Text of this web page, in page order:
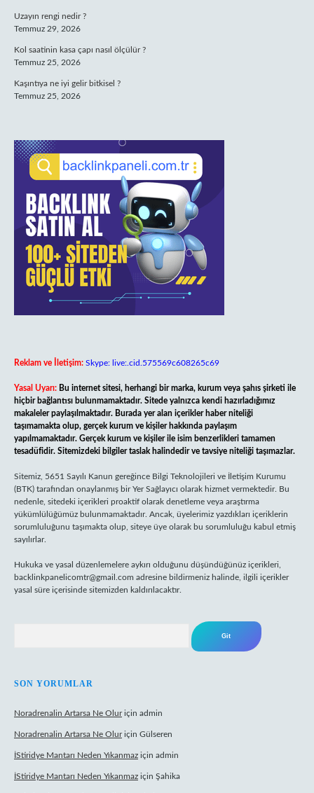
Uzayın rengi nedir ?
Temmuz 29, 2026
Kol saatinin kasa çapı nasıl ölçülür ?
Temmuz 25, 2026
Kaşıntıya ne iyi gelir bitkisel ?
Temmuz 25, 2026
Reklam ve İletişim: Skype: live:.cid.575569c608265c69
Yasal Uyarı: Bu internet sitesi, herhangi bir marka, kurum veya şahıs şirketi ile
hiçbir bağlantısı bulunmamaktadır. Sitede yalnızca kendi hazırladığımız
makaleler paylaşılmaktadır. Burada yer alan içerikler haber niteliği
taşımamakta olup, gerçek kurum ve kişiler hakkında paylaşım
yapılmamaktadır. Gerçek kurum ve kişiler ile isim benzerlikleri tamamen
tesadüfidir. Sitemizdeki bilgiler taslak halindedir ve tavsiye niteliği taşımazlar.
Sitemiz, 5651 Sayılı Kanun gereğince Bilgi Teknolojileri ve İletişim Kurumu
(BTK) tarafından onaylanmış bir Yer Sağlayıcı olarak hizmet vermektedir. Bu
nedenle, sitedeki içerikleri proaktif olarak denetleme veya araştırma
yükümlülüğümüz bulunmamaktadır. Ancak, üyelerimiz yazdıkları içeriklerin
sorumluluğunu taşımakta olup, siteye üye olarak bu sorumluluğu kabul etmiş
sayılırlar.
Hukuka ve yasal düzenlemelere aykırı olduğunu düşündüğünüz içerikleri,
backlinkpanelicomtr@gmail.com adresine bildirmeniz halinde, ilgili içerikler
yasal süre içerisinde sitemizden kaldırılacaktır.
SON YORUMLAR
Noradrenalin Artarsa Ne Oluriçin admin
Noradrenalin Artarsa Ne Oluriçin Gülseren
İStiridye Mantarı Neden Yıkanmaz için admin
İStiridye Mantarı Neden Yıkanmaz için Şahika